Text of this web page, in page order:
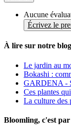
Aucune
Écrivez le
À lire sur notre
Le jardin au
Bokashi :
GARDENA -
Ces plantes
La culture des
Bloomling, c'est par